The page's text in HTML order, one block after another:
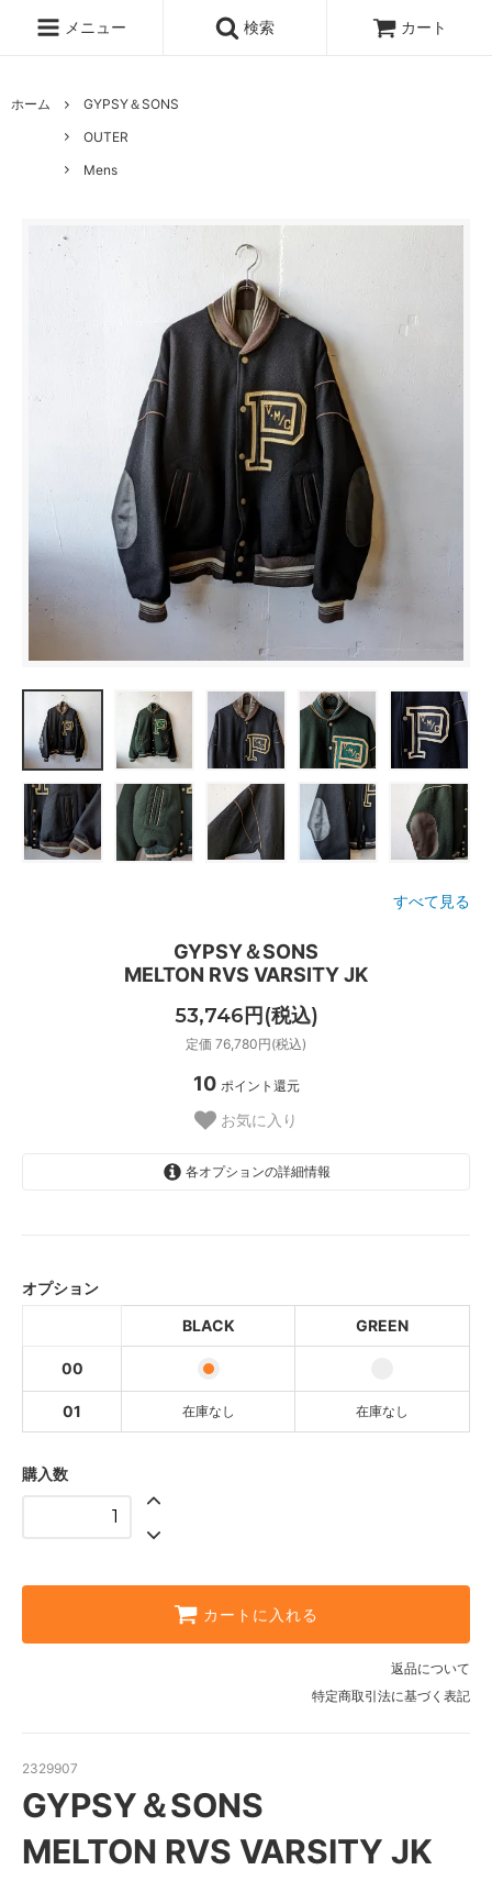
メニュー 検索 カート
ホーム
GYPSY＆SONS
OUTER
Mens
すべて見る
GYPSY＆SONS
MELTON RVS VARSITY JK
53,746円(税込)
定価 76,780円(税込)
10 ポイント還元
お気に入り
各オプションの詳細情報
オプション
BLACK
GREEN
00
01 在庫なし 在庫なし
購入数
カートに入れる
返品について
特定商取引法に基づく表記
2329907
GYPSY＆SONS
MELTON RVS VARSITY JK